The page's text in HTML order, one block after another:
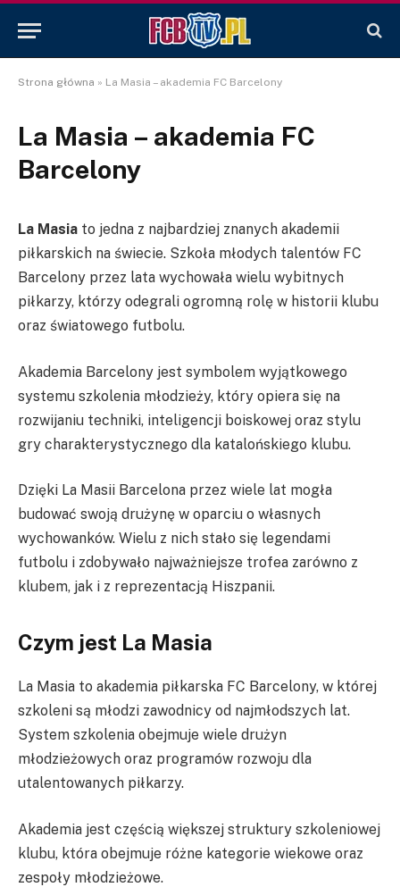
Strona główna » La Masia – akademia FC Barcelony
La Masia – akademia FC
Barcelony
La Masia to jedna z najbardziej znanych akademii
piłkarskich na świecie. Szkoła młodych talentów FC
Barcelony przez lata wychowała wielu wybitnych
piłkarzy, którzy odegrali ogromną rolę w historii klubu
oraz światowego futbolu.
Akademia Barcelony jest symbolem wyjątkowego
systemu szkolenia młodzieży, który opiera się na
rozwijaniu techniki, inteligencji boiskowej oraz stylu
gry charakterystycznego dla katalońskiego klubu.
Dzięki La Masii Barcelona przez wiele lat mogła
budować swoją drużynę w oparciu o własnych
wychowanków. Wielu z nich stało się legendami
futbolu i zdobywało najważniejsze trofea zarówno z
klubem, jak i z reprezentacją Hiszpanii.
Czym jest La Masia
La Masia to akademia piłkarska FC Barcelony, w której
szkoleni są młodzi zawodnicy od najmłodszych lat.
System szkolenia obejmuje wiele drużyn
młodzieżowych oraz programów rozwoju dla
utalentowanych piłkarzy.
Akademia jest częścią większej struktury szkoleniowej
klubu, która obejmuje różne kategorie wiekowe oraz
zespoły młodzieżowe.